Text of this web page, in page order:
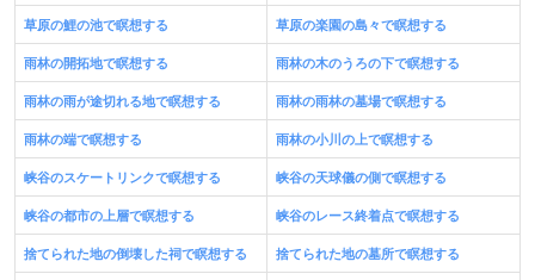
草原の鯉の池で瞑想する 草原の楽園の島々で瞑想する
雨林の開拓地で瞑想する 雨林の木のうろの下で瞑想する
雨林の雨が途切れる地で瞑想する 雨林の雨林の墓場で瞑想する
雨林の端で瞑想する 雨林の小川の上で瞑想する
峡谷のスケートリンクで瞑想する 峡谷の天球儀の側で瞑想する
峡谷の都市の上層で瞑想する 峡谷のレース終着点で瞑想する
捨てられた地の倒壊した祠で瞑想する 捨てられた地の墓所で瞑想する